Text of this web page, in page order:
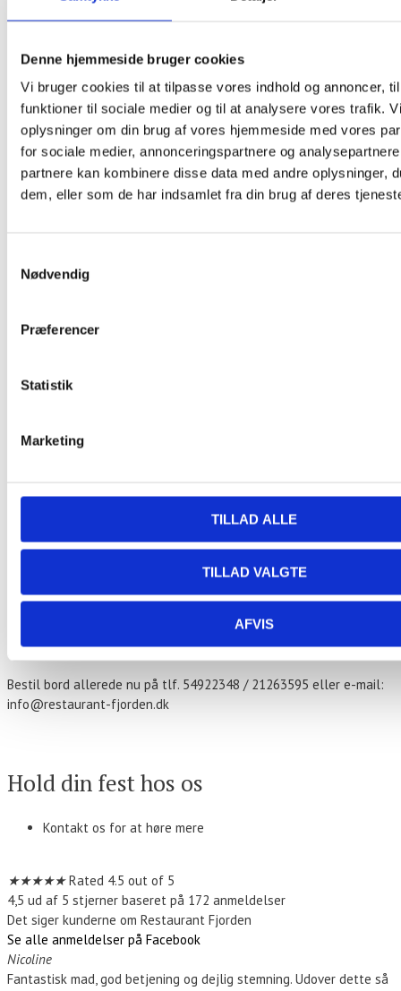
Denne hjemmeside bruger cookies
Vi bruger cookies til at tilpasse vores indhold og annoncer,
funktioner til sociale medier og til at analysere vores trafik.
oplysninger om din brug af vores hjemmeside med vores
for sociale medier, annonceringspartnere og
partnere kan kombinere disse data med andre oplysninger,
dem, eller som de har indsamlet fra din brug af deres
Nødvendig
Præferencer
Statistik
Marketing
TILLAD ALLE
TILLAD VALGTE
AFVIS
Hestehovedet 5
4900 + Google Maps
«Grill Arrangement – Lille a la cartekort
Stegt flæsk ad libitum
179,- kr. per person.
Stegt flæsk med hvide kartofler
Persillesovs og hjemmesyntede rødbeder
Hver torsdag fra kl. 17.00
Bestil bord allerede nu på tlf. 54922348 / 21263595 eller e-mail:
info@restaurant-fjorden.dk
Hold din fest hos os
Kontakt os for at høre mere
★★★★★ Rated 4.5 out of 5
4,5 ud af 5 stjerner baseret på 172 anmeldelser
Det siger kunderne om Restaurant Fjorden
Se alle anmeldelser på Facebook
Nicoline
Fantastisk mad, god betjening og dejlig stemning. Udover dette så